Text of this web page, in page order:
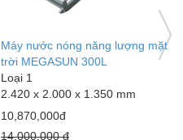
Máy nước nóng năng lượng mặt
trời MEGASUN 120L
Loại 1
1.070 x 2.000 x 1.30 mm
5,500,000đ
7,000,000 đ